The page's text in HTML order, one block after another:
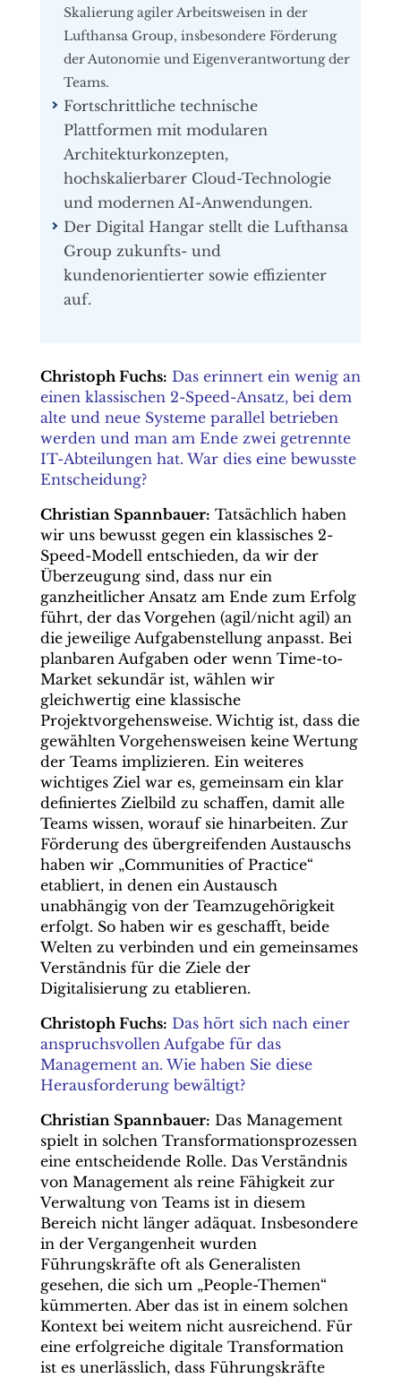
Skalierung agiler Arbeitsweisen in der
Lufthansa Group, insbesondere Förderung
der Autonomie und Eigenverantwortung der
Teams.
Fortschrittliche technische
Plattformen mit modularen
Architekturkonzepten,
hochskalierbarer Cloud-Technologie
und modernen AI-Anwendungen.
Der Digital Hangar stellt die Lufthansa
Group zukunfts- und
kundenorientierter sowie effizienter
auf.
Christoph Fuchs: Das erinnert ein wenig an
einen klassischen 2-Speed-Ansatz, bei dem
alte und neue Systeme parallel betrieben
werden und man am Ende zwei getrennte
IT-Abteilungen hat. War dies eine bewusste
Entscheidung?
Christian Spannbauer: Tatsächlich haben
wir uns bewusst gegen ein klassisches 2-
Speed-Modell entschieden, da wir der
Überzeugung sind, dass nur ein
ganzheitlicher Ansatz am Ende zum Erfolg
führt, der das Vorgehen (agil/nicht agil) an
die jeweilige Aufgabenstellung anpasst. Bei
planbaren Aufgaben oder wenn Time-to-
Market sekundär ist, wählen wir
gleichwertig eine klassische
Projektvorgehensweise. Wichtig ist, dass die
gewählten Vorgehensweisen keine Wertung
der Teams implizieren. Ein weiteres
wichtiges Ziel war es, gemeinsam ein klar
definiertes Zielbild zu schaffen, damit alle
Teams wissen, worauf sie hinarbeiten. Zur
Förderung des übergreifenden Austauschs
haben wir „Communities of Practice“
etabliert, in denen ein Austausch
unabhängig von der Teamzugehörigkeit
erfolgt. So haben wir es geschafft, beide
Welten zu verbinden und ein gemeinsames
Verständnis für die Ziele der
Digitalisierung zu etablieren.
Christoph Fuchs: Das hört sich nach einer
anspruchsvollen Aufgabe für das
Management an. Wie haben Sie diese
Herausforderung bewältigt?
Christian Spannbauer: Das Management
spielt in solchen Transformationsprozessen
eine entscheidende Rolle. Das Verständnis
von Management als reine Fähigkeit zur
Verwaltung von Teams ist in diesem
Bereich nicht länger adäquat. Insbesondere
in der Vergangenheit wurden
Führungskräfte oft als Generalisten
gesehen, die sich um „People-Themen“
kümmerten. Aber das ist in einem solchen
Kontext bei weitem nicht ausreichend. Für
eine erfolgreiche digitale Transformation
ist es unerlässlich, dass Führungskräfte